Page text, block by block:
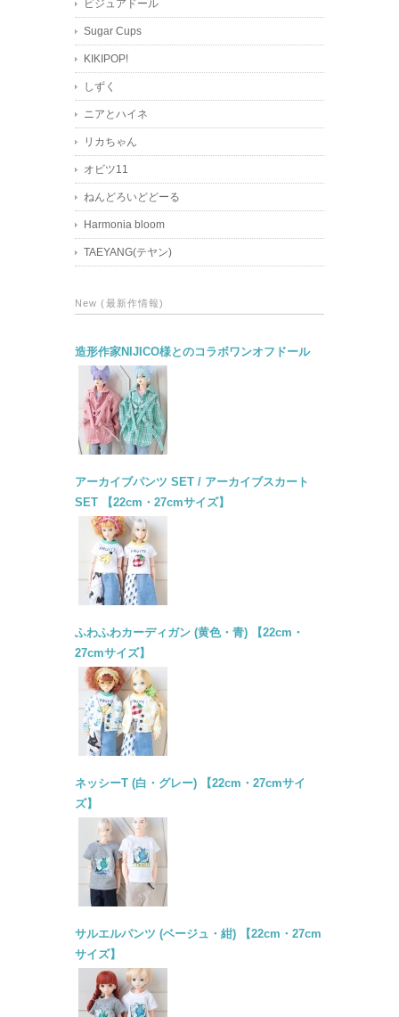
ビジュアドール
Sugar Cups
KIKIPOP!
しずく
ニアとハイネ
リカちゃん
オビツ11
ねんどろいどどーる
Harmonia bloom
TAEYANG(テヤン)
New (最新作情報)
造形作家NIJICO様とのコラボワンオフドール
アーカイブパンツ SET / アーカイブスカート
SET 【22cm・27cmサイズ】
ふわふわカーディガン (黄色・青) 【22cm・
27cmサイズ】
ネッシーT (白・グレー) 【22cm・27cmサイ
ズ】
サルエルパンツ (ベージュ・紺) 【22cm・27cm
サイズ】